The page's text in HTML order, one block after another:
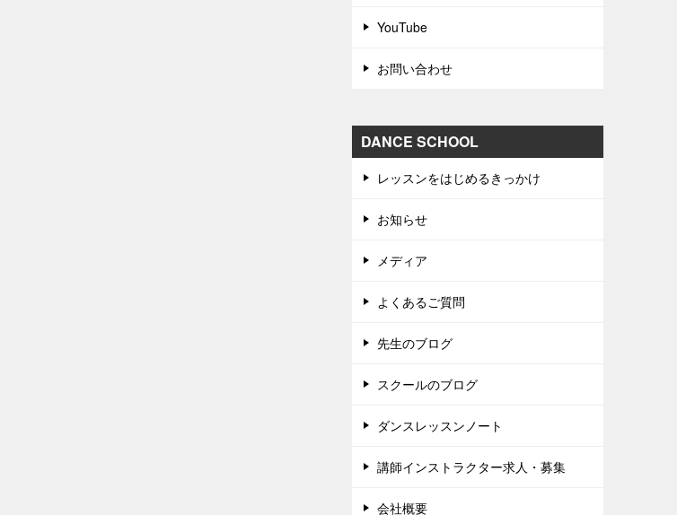
YouTube
お問い合わせ
DANCE SCHOOL
レッスンをはじめるきっかけ
お知らせ
メディア
よくあるご質問
先生のブログ
スクールのブログ
ダンスレッスンノート
講師インストラクター求人・募集
会社概要